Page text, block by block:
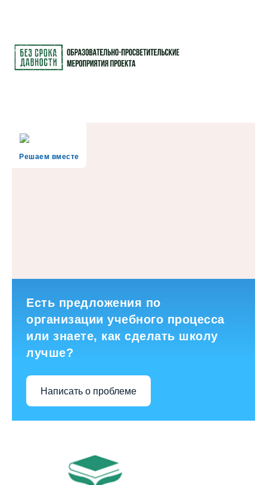
Решаем вместе
Есть предложения по
организации учебного процесса
или знаете, как сделать школу
лучше?
Написать о проблеме